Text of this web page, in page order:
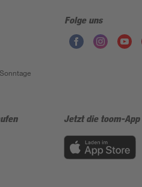
Folge uns
Jetzt die toom-